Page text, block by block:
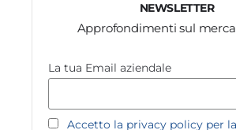
NEWSLETTER
Approfondimenti sul
La tua Email aziendale
Accetto la privacy policy per